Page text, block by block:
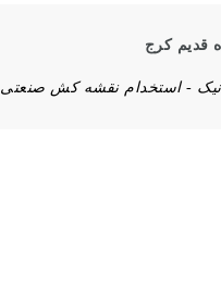
قدیم کرج
-استخدام نقشه کش صنعتی